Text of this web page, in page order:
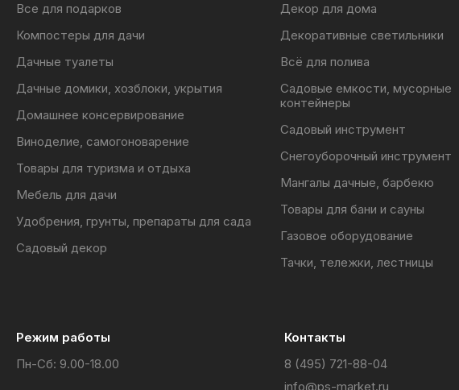
Все для подарков
Компостеры для дачи
Дачные туалеты
Дачные домики, хозблоки, укрытия
Домашнее консервирование
Виноделие, самогоноварение
Товары для туризма и отдыха
Мебель для дачи
Удобрения, грунты, препараты для сада
Садовый декор
Декор для дома
Декоративные светильники
Всё для полива
Садовые емкости, мусорные
контейнеры
Садовый инструмент
Снегоуборочный инструмент
Мангалы дачные, барбекю
Товары для бани и сауны
Газовое оборудование
Тачки, тележки, лестницы
Режим работы
Пн-Сб: 9.00-18.00
Контакты
8 (495) 721-88-04
info@ps-market.ru